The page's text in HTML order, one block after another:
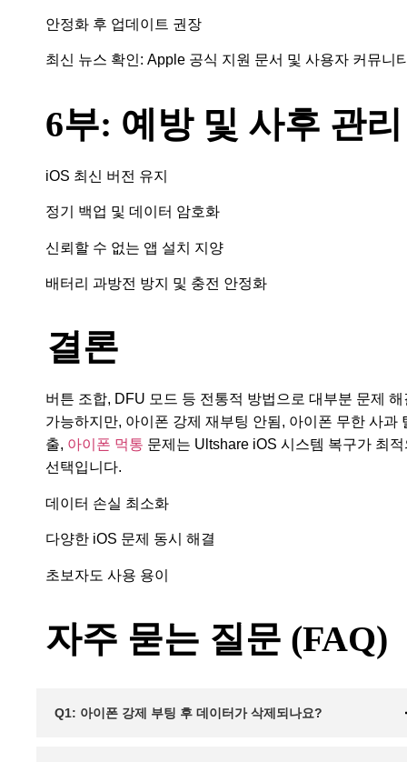
안정화 후 업데이트 권장
최신 뉴스 확인: Apple 공식 지원 문서 및 사용자 커뮤니
6부: 예방 및 사후 관리
iOS 최신 버전 유지
정기 백업 및 데이터 암호화
신뢰할 수 없는 앱 설치 지양
배터리 과방전 방지 및 충전 안정화
결론
버튼 조합, DFU 모드 등 전통적 방법으로 대부분 문제 해
가능하지만, 아이폰 강제 재부팅 안됨, 아이폰 무한 사과
출, 아이폰 먹통 문제는 Ultshare iOS 시스템 복구가 최적
선택입니다.
데이터 손실 최소화
다양한 iOS 문제 동시 해결
초보자도 사용 용이
자주 묻는 질문 (FAQ)
Q1: 아이폰 강제 부팅 후 데이터가 삭제되나요?